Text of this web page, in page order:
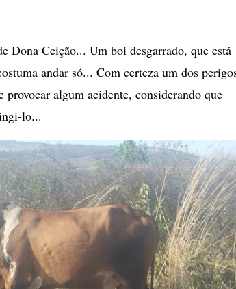
Dona Ceição... Um boi desgarrado, que está
andar só... Com certeza um dos
provocar algum acidente, considerando que
lo...